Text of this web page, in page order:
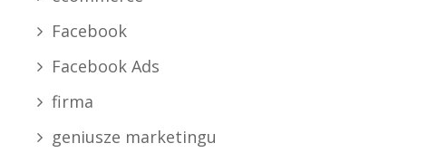
Facebook
Facebook Ads
firma
geniusze marketingu